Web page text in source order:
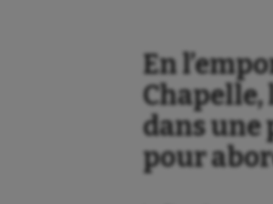
En
Chapelle,
dans
pour